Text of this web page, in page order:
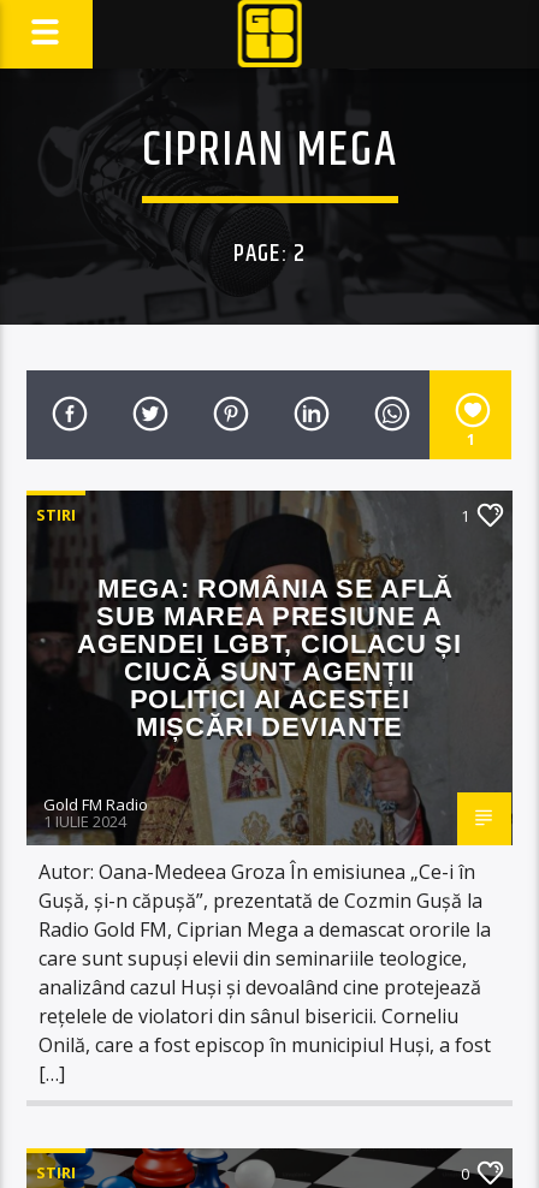
CIPRIAN MEGA
PAGE: 2
1
STIRI 1
MEGA: ROMÂNIA SE AFLĂ
SUB MAREA PRESIUNE A
AGENDEI LGBT, CIOLACU ȘI
CIUCĂ SUNT AGENȚII
POLITICI AI ACESTEI
MIȘCĂRI DEVIANTE
Gold FM Radio
1 IULIE 2024
Autor: Oana-Medeea Groza În emisiunea „Ce-i în
Gușă, și-n căpușă”, prezentată de Cozmin Gușă la
Radio Gold FM, Ciprian Mega a demascat ororile la
care sunt supuși elevii din seminariile teologice,
analizând cazul Huși și devoalând cine protejează
rețelele de violatori din sânul bisericii. Corneliu
Onilă, care a fost episcop în municipiul Huși, a fost
[…]
STIRI 0